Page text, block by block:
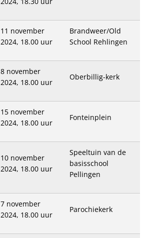
11 november
2024, 18.00 uur
Brandweer/Old
School Rehlingen
8 november
2024, 18.00 uur
Oberbillig-kerk
15 november
2024, 18.00 uur
Fonteinplein
10 november
2024, 18.00 uur
Speeltuin van de
basisschool
Pellingen
7 november
2024, 18.00 uur
Parochiekerk